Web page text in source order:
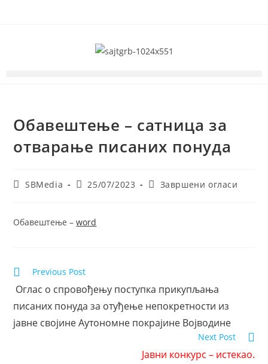
Обавештење – сатница за
отварање писаних понуда
SBMedia 25/07/2023 Завршени огласи
Обавештење –word
Previous Post
Оглас о спровођењу поступка прикупљања
писаних понуда за отуђење непокретности из
јавне својине Аутономне покрајине Војводине
Next Post
Јавни конкурс – истекао.